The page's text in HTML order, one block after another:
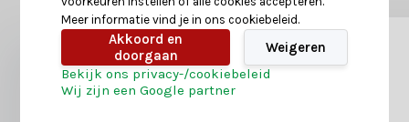
Meer informatie vind je in ons cookiebeleid.
Akkoord en
doorgaan
Weigeren
Bekijk ons privacy-/cookiebeleid
Wij zijn een Google partner